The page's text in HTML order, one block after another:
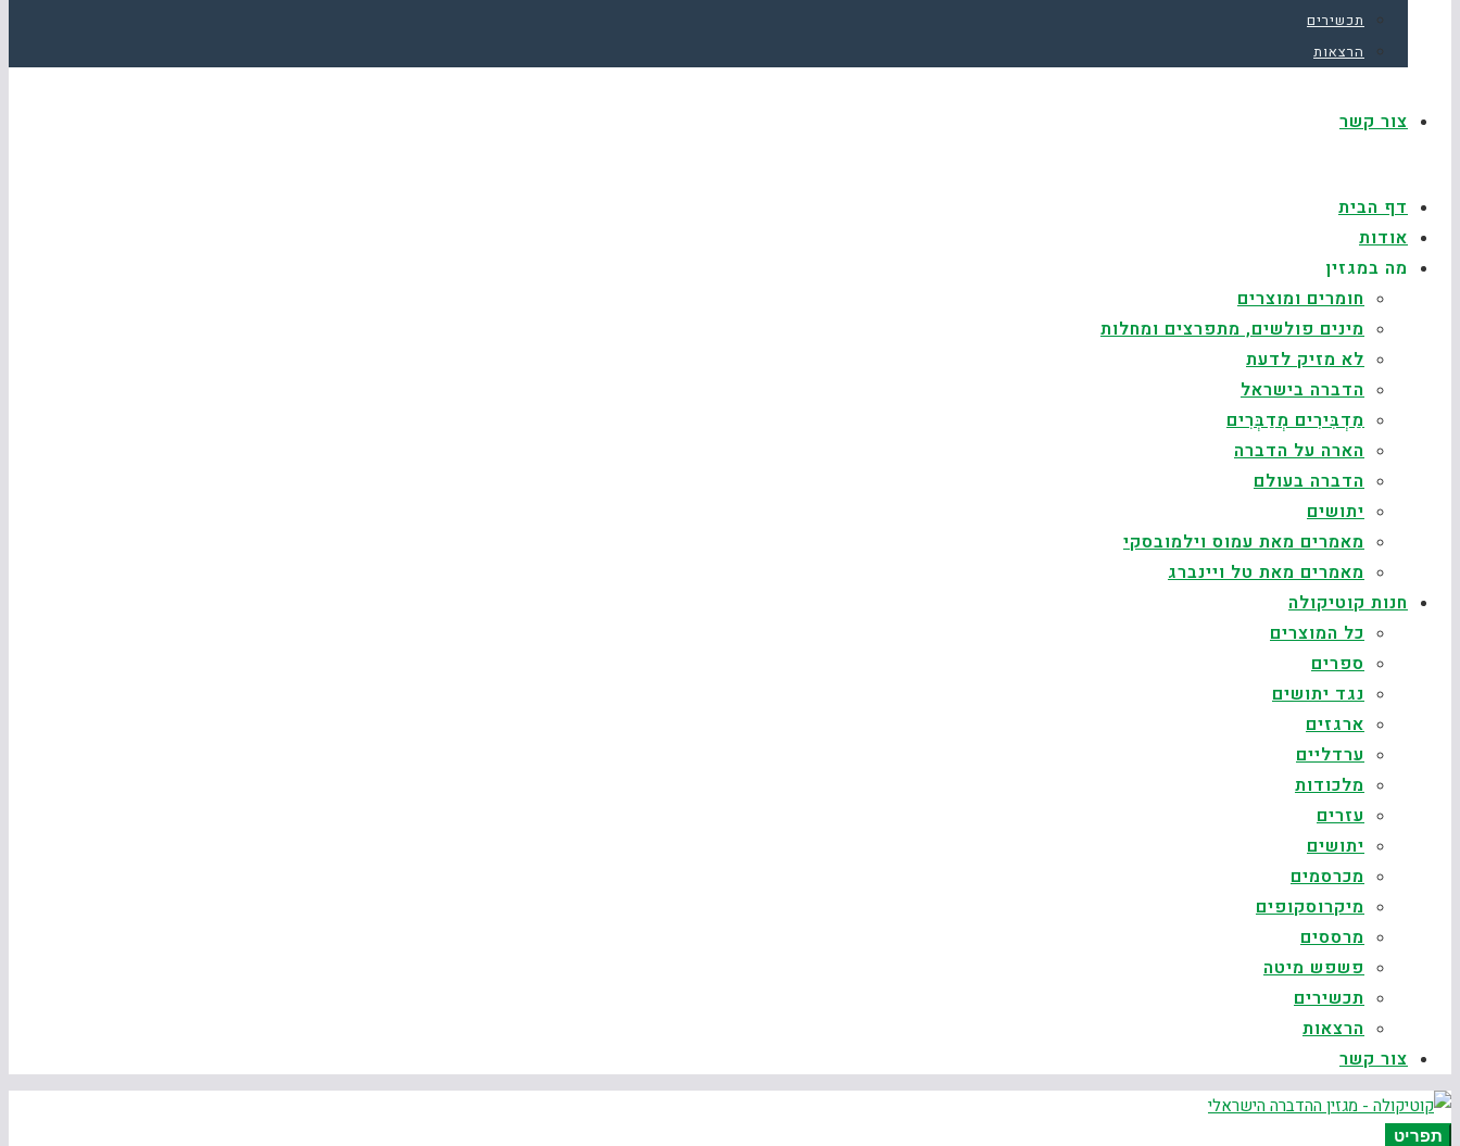
תכשירים
הרצאות
צור קשר
דף הבית
אודות
מה במגזין
חומרים ומוצרים
מינים פולשים, מתפרצים ומחלות
לא מזיק לדעת
הדברה בישראל
מַדְבִּירִים מְדַבְּרִים
הארה על הדברה
הדברה בעולם
יתושים
מאמרים מאת עמוס וילמובסקי
מאמרים מאת טל ויינברג
חנות קוטיקולה
כל המוצרים
ספרים
נגד יתושים
ארגזים
ערדליים
מלכודות
עזרים
יתושים
מכרסמים
מיקרוסקופים
מרססים
פשפש מיטה
תכשירים
הרצאות
צור קשר
תפריט